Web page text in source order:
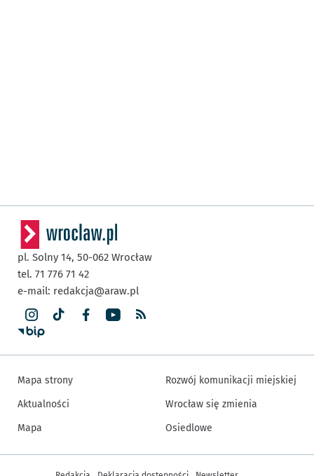
pl. Solny 14, 50-062 Wrocław
tel. 71 776 71 42
e-mail: redakcja@araw.pl
Mapa strony
Aktualności
Mapa
Rozwój komunikacji miejskiej
Wrocław się zmienia
Osiedlowe
Inne informacje